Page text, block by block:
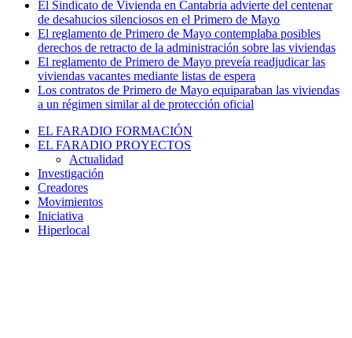
El Sindicato de Vivienda en Cantabria advierte del centenar
de desahucios silenciosos en el Primero de Mayo
El reglamento de Primero de Mayo contemplaba posibles
derechos de retracto de la administración sobre las viviendas
El reglamento de Primero de Mayo preveía readjudicar las
viviendas vacantes mediante listas de espera
Los contratos de Primero de Mayo equiparaban las viviendas
a un régimen similar al de protección oficial
EL FARADIO FORMACIÓN
EL FARADIO PROYECTOS
Actualidad
Investigación
Creadores
Movimientos
Iniciativa
Hiperlocal